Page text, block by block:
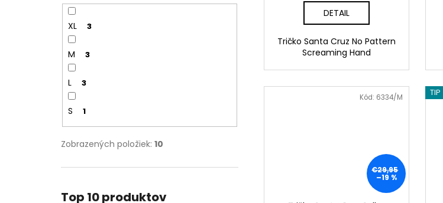
XL 3
M 3
L 3
S 1
Zobrazených položiek: 10
Top 10 produktov
DETAIL
Tričko Santa Cruz No Pattern
Screaming Hand
€29,95
–19 %
Kód: 6334/M TIP